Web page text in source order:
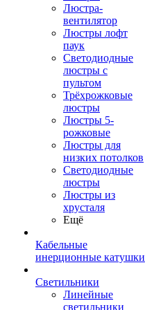
Люстра-
вентилятор
Люстры лофт
паук
Светодиодные
люстры с
пультом
Трёхрожковые
люстры
Люстры 5-
рожковые
Люстры для
низких потолков
Cветодиодные
люстры
Люстры из
хрусталя
Ещё
Кабельные
инерционные катушки
Светильники
Линейные
светильники